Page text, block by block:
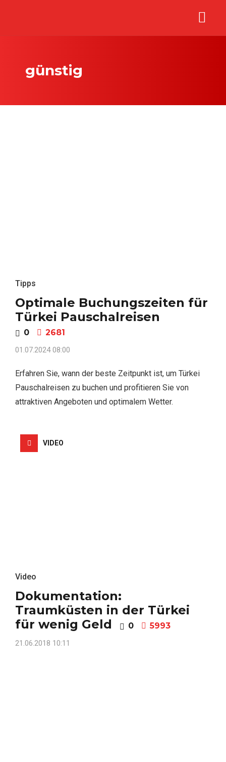
günstig
Tipps
Optimale Buchungszeiten für
Türkei Pauschalreisen
0 2681
01.07.2024 08:00
Erfahren Sie, wann der beste Zeitpunkt ist, um Türkei
Pauschalreisen zu buchen und profitieren Sie von
attraktiven Angeboten und optimalem Wetter.
VIDEO
Video
Dokumentation:
Traumküsten in der Türkei
für wenig Geld
0 5993
21.06.2018 10:11